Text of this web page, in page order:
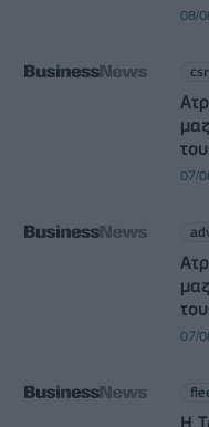
08/
07/
07/
Η